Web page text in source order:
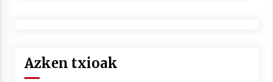
Azken txioak